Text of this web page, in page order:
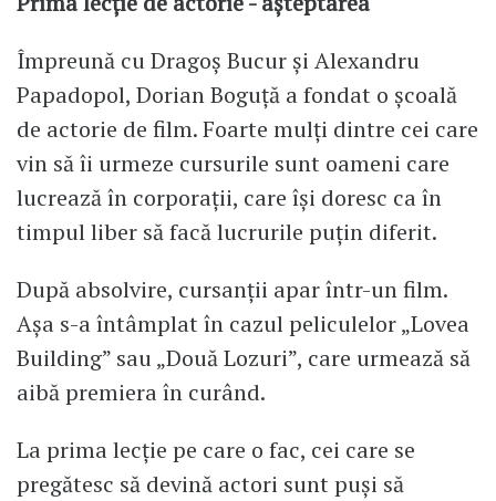
Împreună cu Dragoș Bucur și Alexandru
Papadopol, Dorian Boguță a fondat o școală
de actorie de film. Foarte mulți dintre cei care
vin să îi urmeze cursurile sunt oameni care
lucrează în corporații, care își doresc ca în
timpul liber să facă lucrurile puțin diferit.
După absolvire, cursanții apar într-un film.
Așa s-a întâmplat în cazul peliculelor „Lovea
Building” sau „Două Lozuri”, care urmează să
aibă premiera în curând.
La prima lecție pe care o fac, cei care se
pregătesc să devină actori sunt puși să